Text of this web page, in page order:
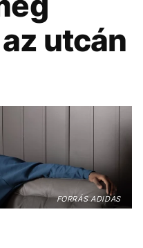
utcán
FORRÁS ADIDAS